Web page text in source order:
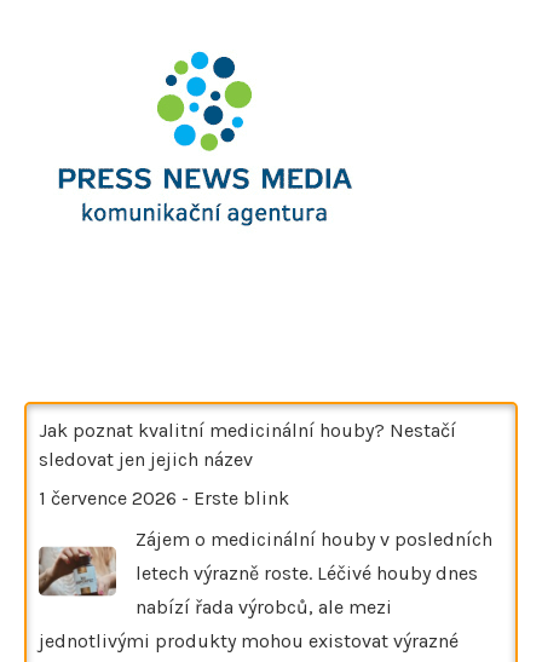
Jak poznat kvalitní medicinální houby? Nestačí
sledovat jen jejich název
1 července 2026 - Erste blink
Zájem o medicinální houby v posledních
letech výrazně roste. Léčivé houby dnes
nabízí řada výrobců, ale mezi
jednotlivými produkty mohou existovat výrazné